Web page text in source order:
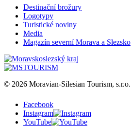
Destinační brožury
Logotypy
Turistické noviny
Media
Magazín severní Morava a Slezsko
© 2026 Moravian-Silesian Tourism, s.r.o.
Facebook
Instagram
YouTube